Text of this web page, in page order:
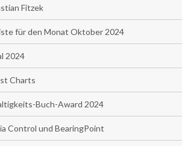
Fitzek
für den Monat Oktober 2024
2024
Charts
Buch-Award 2024
Control und BearingPoint